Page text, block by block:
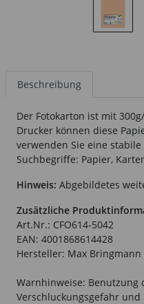
Beschreibung
Der Fotokarton ist mit
Drucker können diese
verwenden Sie eine
Suchbegriffe: Papier,
Hinweis: Abgebildetes
Zusätzliche
Art.Nr.: CFO614-5042
EAN: 4001868614428
Hersteller: Max Bringmann
Warnhinweise: Benutzung
Verschluckungsgefahr